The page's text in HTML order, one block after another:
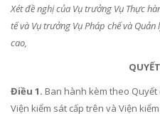
Xét đề nghị của Vụ trưởng Vụ Thực
tế và Vụ trưởng Vụ Pháp chế và Quản
cao,
Điều 1. Ban hành kèm theo
Viện kiểm sát cấp trên và Viện